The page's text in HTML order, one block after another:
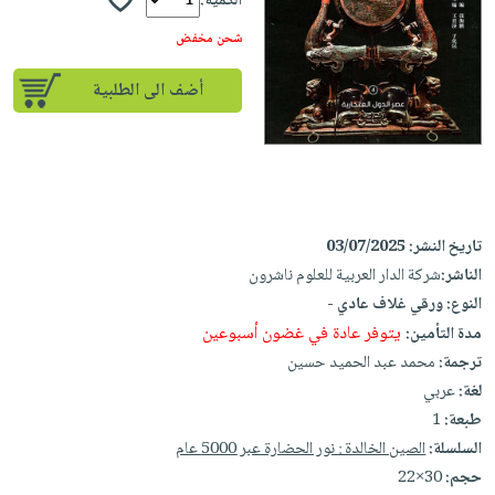
إختياراتنا
كتب
أكاديمية
صندوق
القراءة
iKitab
حدود
أسئلة
iKitab
على
Android
تحميل
iKitab
على
Apple
أسئلة
يتكرر
طرحها
تحميل
masmu3
تحميل
masmu3
على
Apple
المواضيع
الأكثر
مبيعاً
إختياراتنا
القراءة
جوائز
تعليمية
الصحة
والعناية
الشخصية
أجهزة
العناية
الشخصية
العناية
الشعر
العناية
بالجسم
المطبخ
والسفرة
جديد
الكل
أواني
الطهي
أدوات
متجر
الهدايا
أقسام
شحن مخفض
أضف الى الطلبية
تاريخ النشر:03/07/2025
الناشر:شركة الدار العربية للعلوم ناشرون
النوع:ورقي غلاف عادي -
مدة التأمين:يتوفر عادة في غضون أسبوعين
ترجمة:محمد عبد الحميد حسين
لغة:عربي
طبعة:1
السلسلة:الصين الخالدة : نور الحضارة عبر 5000 عام
حجم:30×22